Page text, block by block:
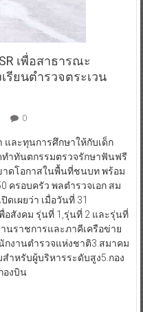
เพื่อสาธารณะ
รียนตำรวจตระเวน
0
ละทุนการศึกษาให้กับเด็ก
ทำทันตกรรมตรวจรักษาฟันฟรี
ดโอกาสในพื้นที่ชนบท พร้อม
ครอบครัว พลตำรวจเอก สม
ดเผยว่า เมื่อวันที่ 31
อสังคม รุ่นที่ 1,รุ่นที่ 2 และรุ่นที่
นราชการและภาคีเครือข่าย
กงานตำรวจแห่งชาติ3.สมาคม
ำหรับผู้บริหารระดับสูง5.กอง
องบิน